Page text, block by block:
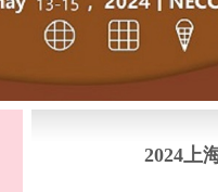
2024上